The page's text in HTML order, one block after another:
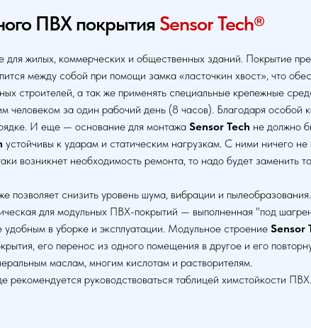
ПВХ покрытия Sensor Tech®
жилых, коммерческих и общественных зданий. Покрытие
между собой при помощи замка «ласточкин хвост», что
строителей, а так же применять специальные крепежные
человеком за один рабочий день (8 часов). Благодаря особой
И еще — основание для монтажа Sensor Tech не должно
устойчивы к ударам и статическим нагрузкам. С ними ничего
возникнет необходимость ремонта, то надо будет заменить
позволяет снизить уровень шума, вибрации и пылеобразования.
для модульных ПВХ-покрытий — выполненная "под
в уборке и эксплуатации. Модульное строение Sensor
его перенос из одного помещения в другое и его
маслам, многим кислотам и растворителям.
рекомендуется руководствоваться таблицей химстойкости ПВХ.